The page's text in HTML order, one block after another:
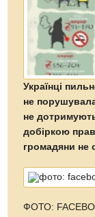
Українці
не
не
добіркою
громадяни не
ФОТО: